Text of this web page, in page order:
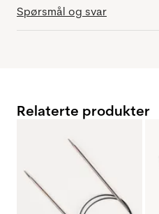
Spørsmål og svar
Relaterte produkter